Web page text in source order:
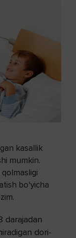
kasallik
mumkin.
bo‘yicha
darajadan
dori-